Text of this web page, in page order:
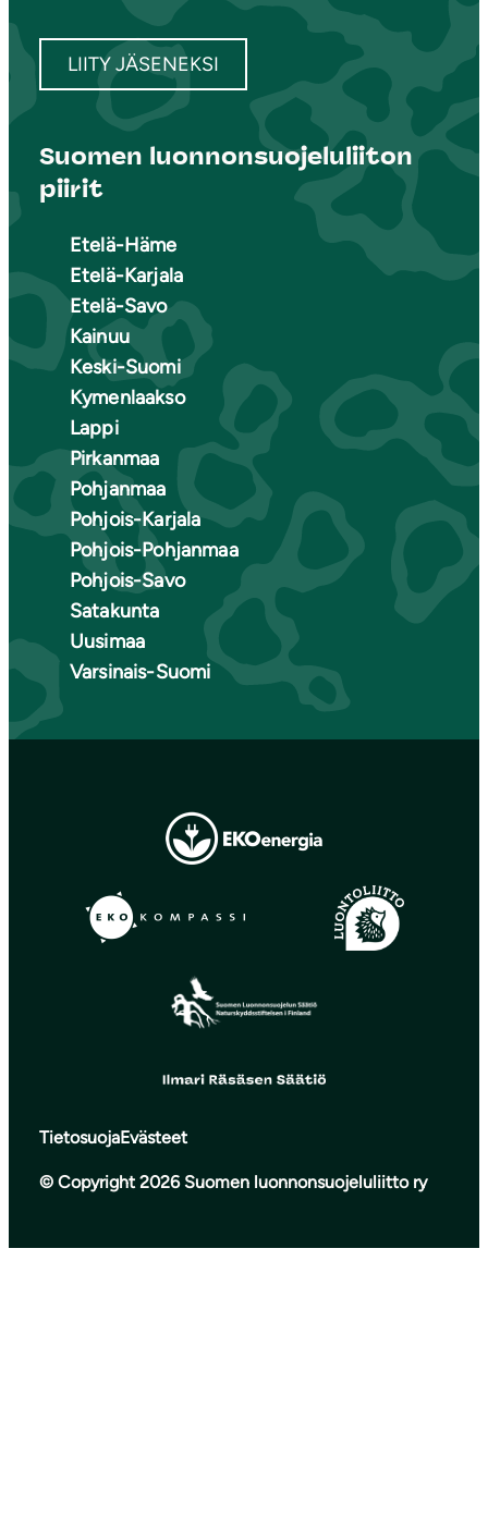
LIITY JÄSENEKSI
Suomen luonnonsuojeluliiton
piirit
Etelä-Häme
Etelä-Karjala
Etelä-Savo
Kainuu
Keski-Suomi
Kymenlaakso
Lappi
Pirkanmaa
Pohjanmaa
Pohjois-Karjala
Pohjois-Pohjanmaa
Pohjois-Savo
Satakunta
Uusimaa
Varsinais-Suomi
TietosuojaEvästeet
© Copyright 2026 Suomen luonnonsuojeluliitto ry